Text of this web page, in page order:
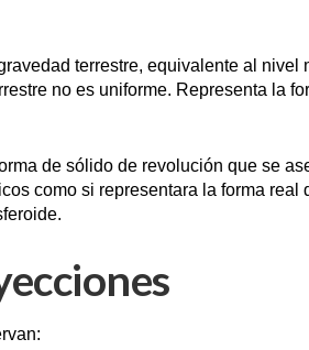
terrestre, equivalente al nivel
no es uniforme. Representa la
de sólido de revolución que se
como si representara la forma real